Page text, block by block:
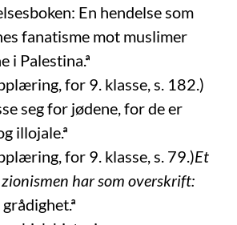
En hendelse som
fanatisme mot muslimer
i Palestina.ª
for 9. klasse, s. 182.)
seg for jødene, for de er
illojale.ª
for 9. klasse, s. 79.)Et
har som overskrift: